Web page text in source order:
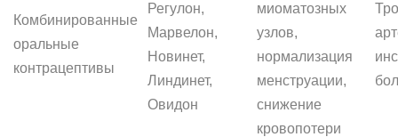
Комбинированные
оральные
контрацептивы
Регулон,
Марвелон,
Новинет,
Линдинет,
Овидон
миоматозных
узлов,
нормализация
менструации,
снижение
кровопотери